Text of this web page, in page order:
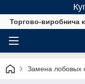
Торгово-виробнича
Замена лобовых